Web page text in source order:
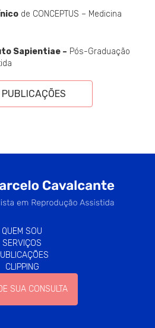
de CONCEPTUS – Medicina
Sapientiae – Pós-Graduação
QUEM SOU
SERVIÇOS
CLIPPING
SUA CONSULTA